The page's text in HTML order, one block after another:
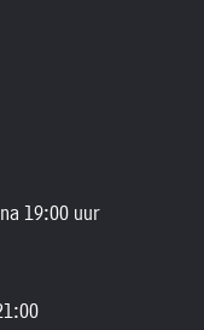
19:00 uur